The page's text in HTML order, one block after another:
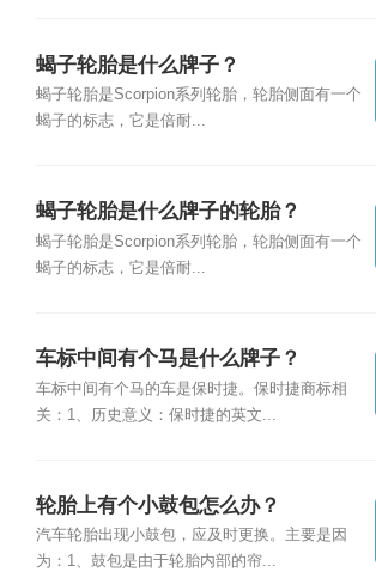
蝎子轮胎是什么牌子？
蝎子轮胎是Scorpion系列轮胎，轮胎侧面有一个
蝎子的标志，它是倍耐...
蝎子轮胎是什么牌子的轮胎？
蝎子轮胎是Scorpion系列轮胎，轮胎侧面有一个
蝎子的标志，它是倍耐...
车标中间有个马是什么牌子？
车标中间有个马的车是保时捷。保时捷商标相
关：1、历史意义：保时捷的英文...
轮胎上有个小鼓包怎么办？
汽车轮胎出现小鼓包，应及时更换。主要是因
为：1、鼓包是由于轮胎内部的帘...